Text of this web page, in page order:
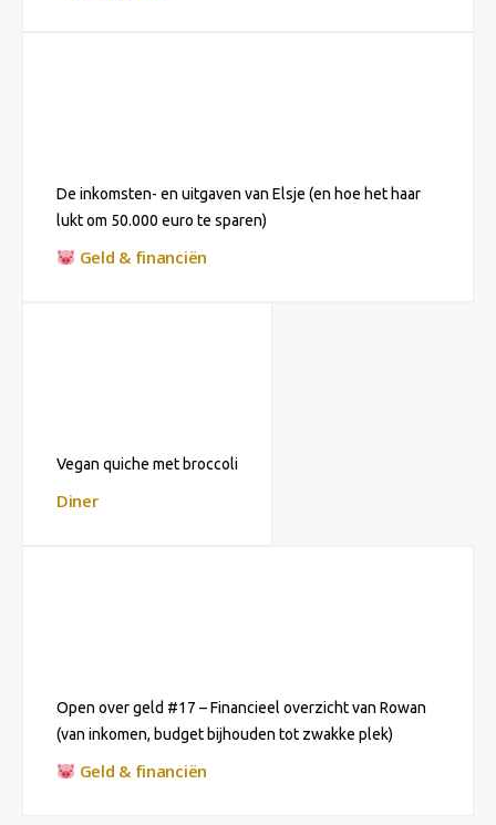
De inkomsten- en uitgaven van Elsje (en hoe het haar
lukt om 50.000 euro te sparen)
Geld & financiën
Vegan quiche met broccoli
Diner
Open over geld #17 – Financieel overzicht van Rowan
(van inkomen, budget bijhouden tot zwakke plek)
Geld & financiën